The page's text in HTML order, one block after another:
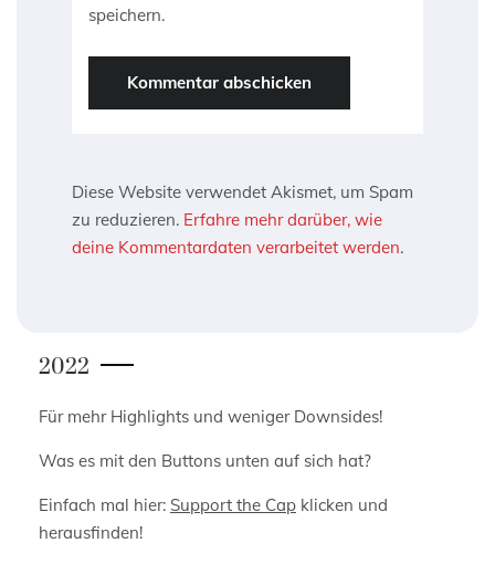
speichern.
Diese Website verwendet Akismet, um Spam
zu reduzieren. Erfahre mehr darüber, wie
deine Kommentardaten verarbeitet werden.
2022
Für mehr Highlights und weniger Downsides!
Was es mit den Buttons unten auf sich hat?
Einfach mal hier: Support the Cap klicken und
herausfinden!